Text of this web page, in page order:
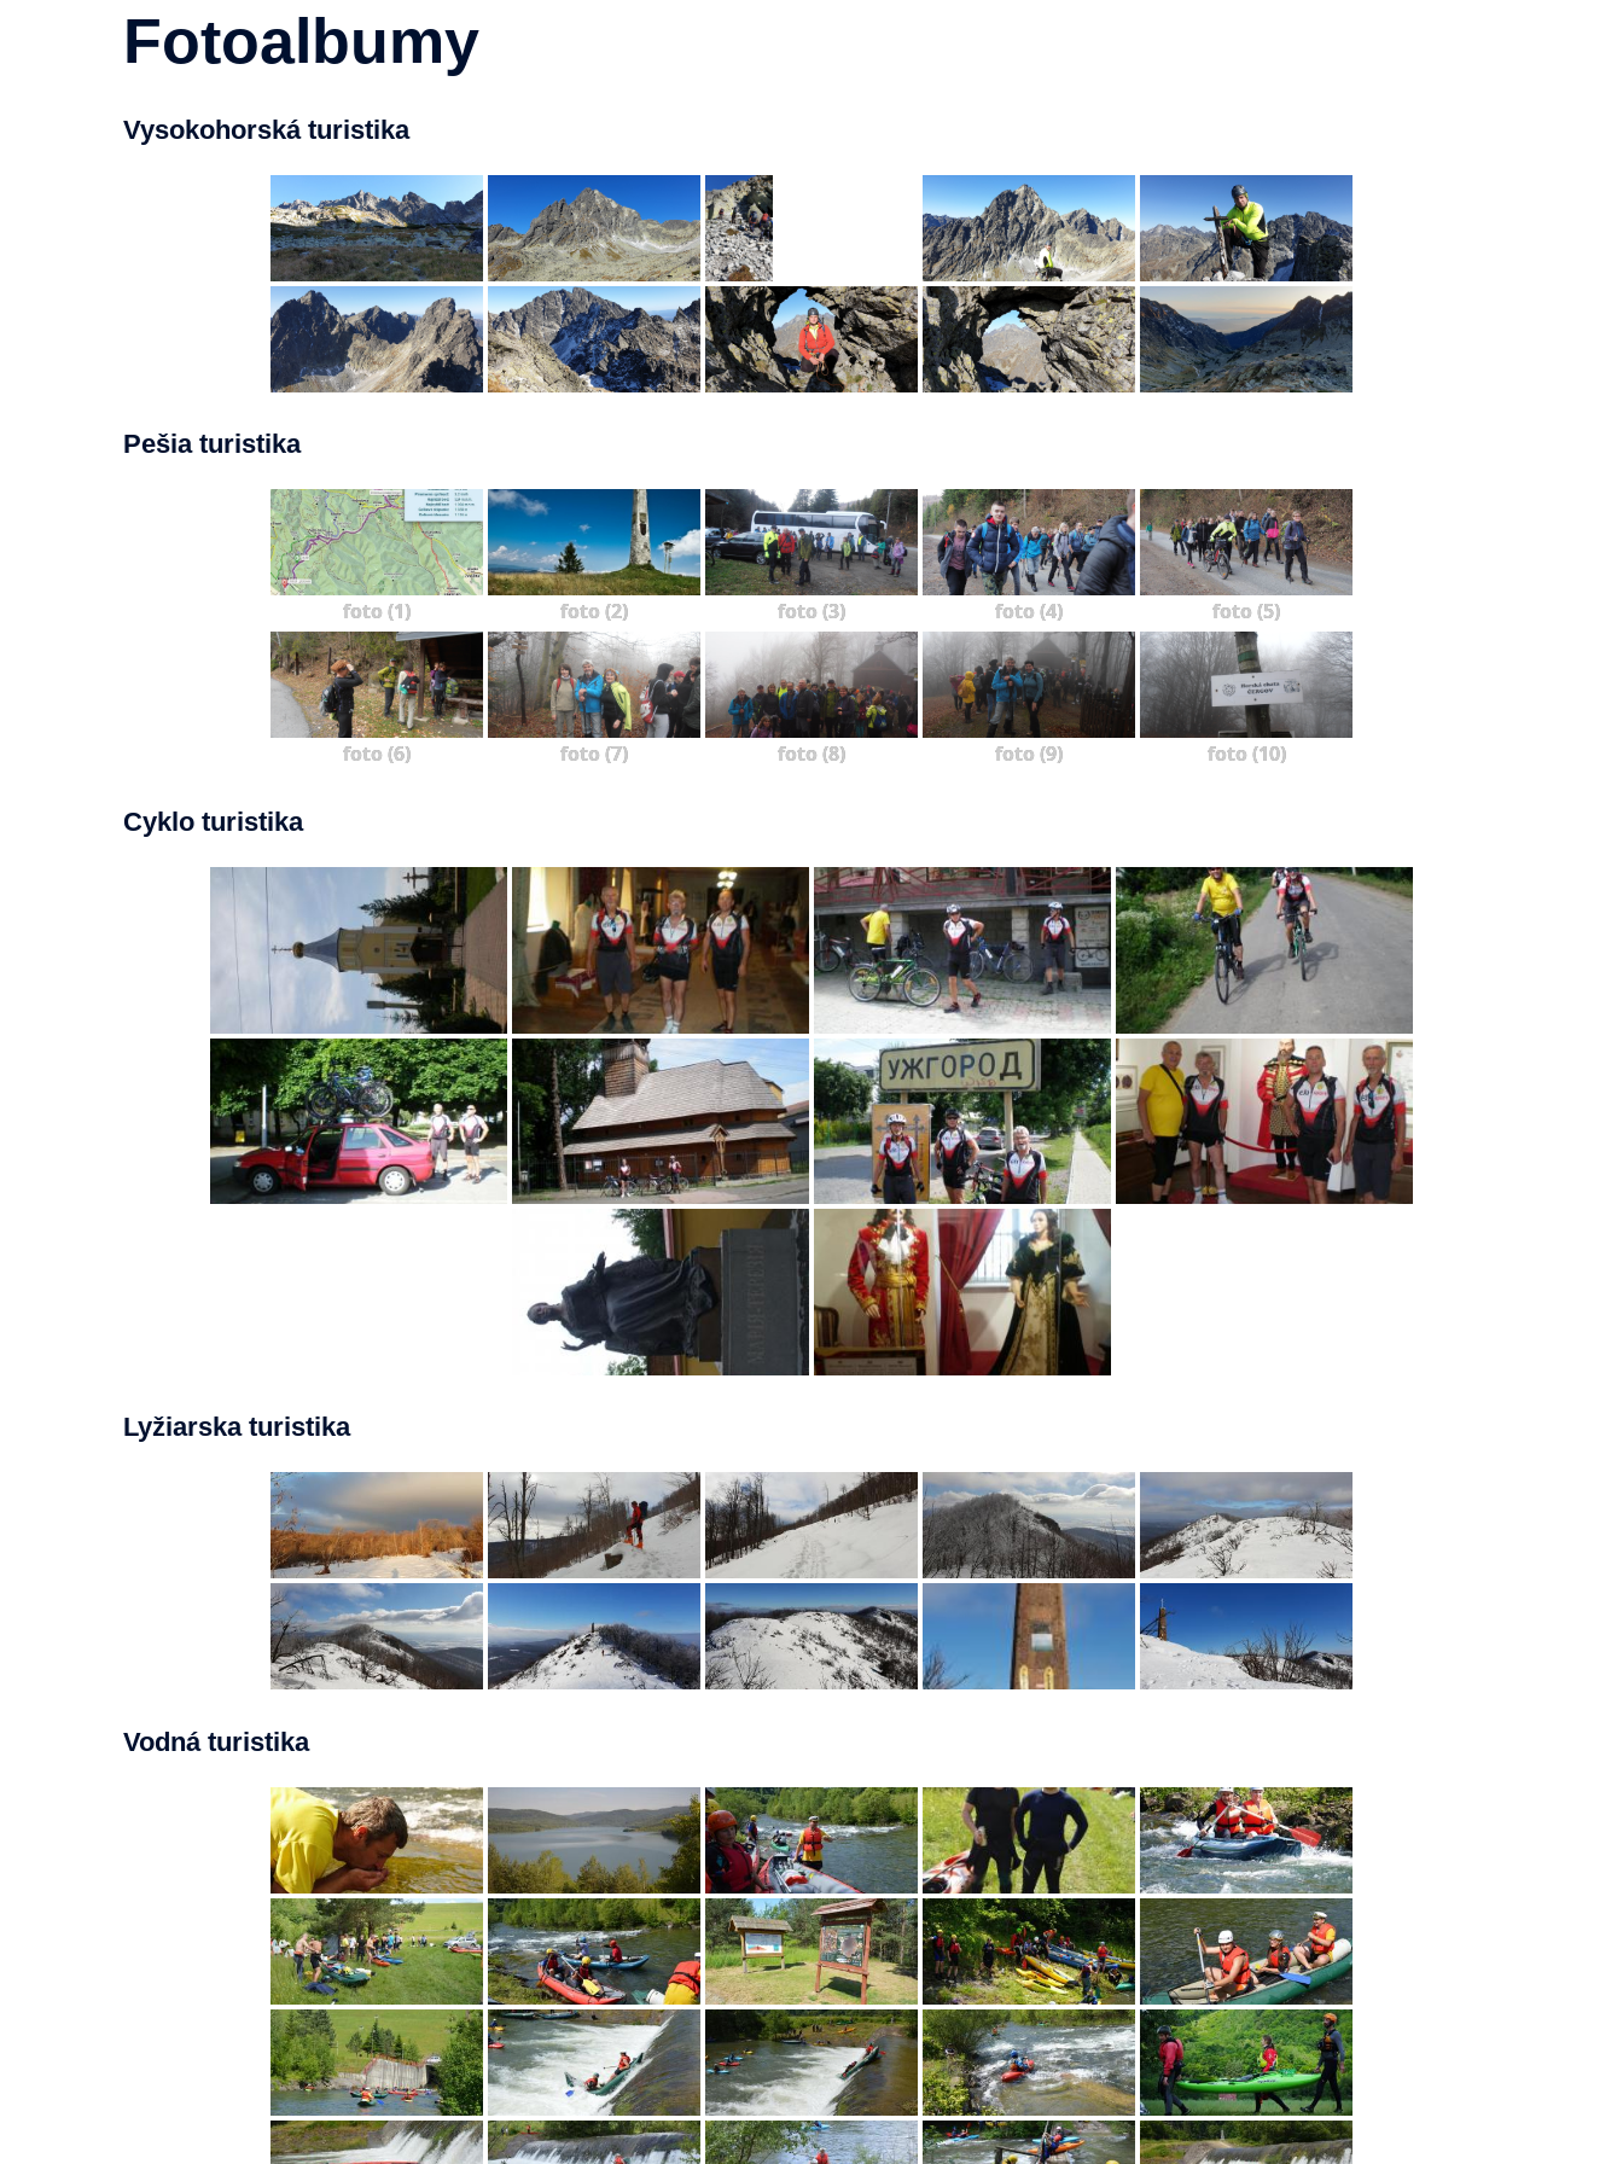
Fotoalbumy
Vysokohorská turistika
Pešia turistika
foto (1) foto (2) foto (3) foto (4) foto (5)
foto (6) foto (7) foto (8) foto (9) foto (10)
Cyklo turistika
Lyžiarska turistika
Vodná turistika